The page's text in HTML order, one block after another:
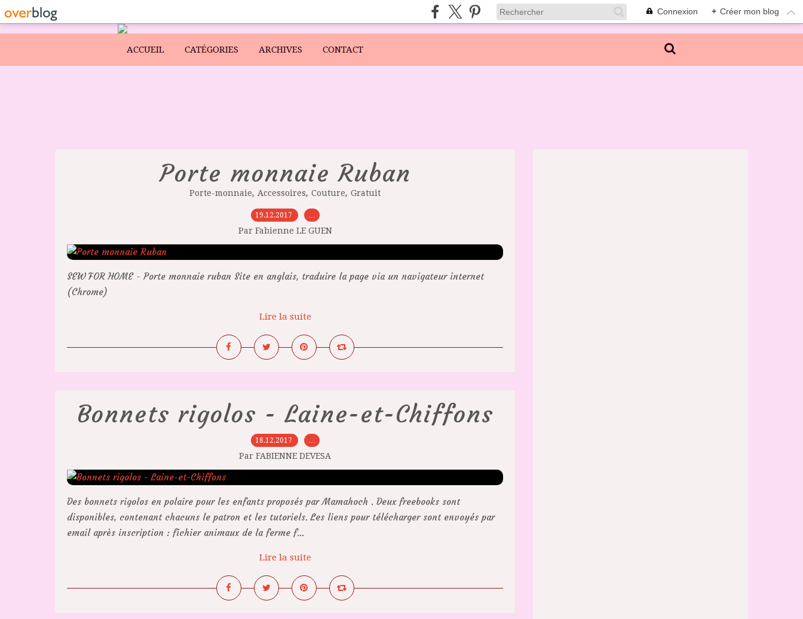
Connexion + Créer mon blog
ACCUEIL CATÉGORIES ARCHIVES CONTACT
Porte monnaie Ruban
Porte-monnaie, Accessoires, Couture, Gratuit
19.12.2017 …
Par Fabienne LE GUEN
SEW FOR HOME - Porte monnaie ruban Site en anglais, traduire la page via un navigateur internet
(Chrome)
Lire la suite
Bonnets rigolos - Laine-et-Chiffons
18.12.2017 …
Par FABIENNE DEVESA
Des bonnets rigolos en polaire pour les enfants proposés par Mamahoch . Deux freebooks sont
disponibles, contenant chacuns le patron et les tutoriels. Les liens pour télécharger sont envoyés par
email après inscription : fichier animaux de la ferme f...
Lire la suite